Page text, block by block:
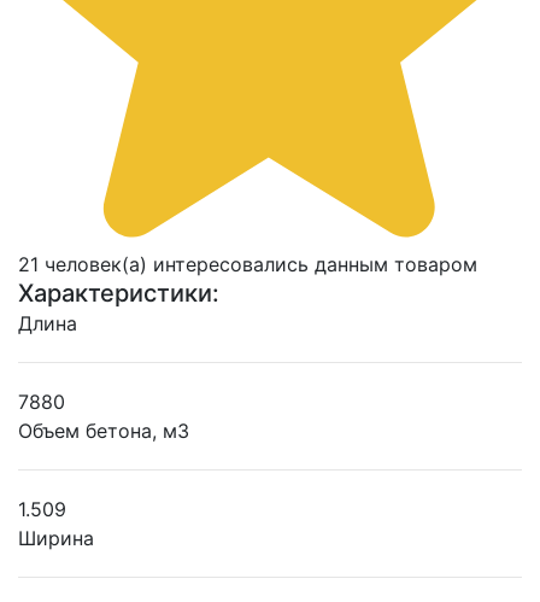
21 человек(а) интересовались данным товаром
Характеристики:
Длина
7880
Объем бетона, м3
1.509
Ширина